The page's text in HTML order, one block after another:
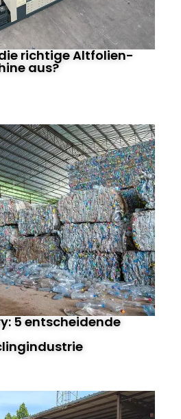
richtige Altfolien-
aus?
5 entscheidende